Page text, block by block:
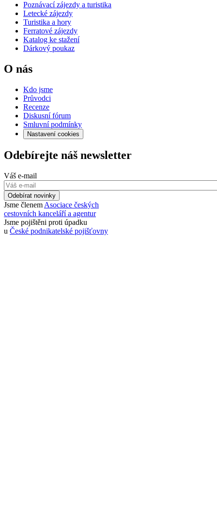
Poznávací zájezdy a turistika
Letecké zájezdy
Turistika a hory
Ferratové zájezdy
Katalog ke stažení
Dárkový poukaz
O nás
Kdo jsme
Průvodci
Recenze
Diskusní fórum
Smluvní podmínky
Nastavení cookies
Odebírejte náš newsletter
Váš e-mail
Odebírat novinky
Jsme členem Asociace českých
cestovních kanceláří a agentur
Jsme pojištěni proti úpadku
u České podnikatelské pojišťovny